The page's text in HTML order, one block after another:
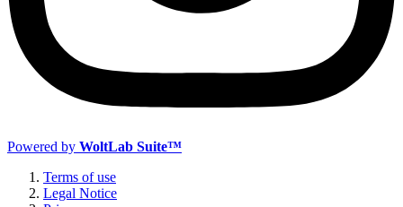
Powered by WoltLab Suite™
Terms of use
Legal Notice